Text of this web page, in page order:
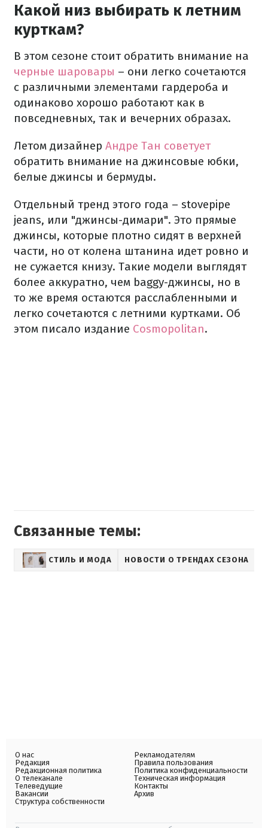
Какой низ выбирать к летним
курткам?
В этом сезоне стоит обратить внимание на
черные шаровары – они легко сочетаются
с различными элементами гардероба и
одинаково хорошо работают как в
повседневных, так и вечерних образах.
Летом дизайнер Андре Тан советует
обратить внимание на джинсовые юбки,
белые джинсы и бермуды.
Отдельный тренд этого года – stovepipe
jeans, или "джинсы-димари". Это прямые
джинсы, которые плотно сидят в верхней
части, но от колена штанина идет ровно и
не сужается книзу. Такие модели выглядят
более аккуратно, чем baggy-джинсы, но в
то же время остаются расслабленными и
легко сочетаются с летними куртками. Об
этом писало издание Cosmopolitan.
Связанные темы:
СТИЛЬ И МОДА НОВОСТИ О ТРЕНДАХ СЕЗОНА
О нас
Редакция
Редакционная политика
О телеканале
Телеведущие
Вакансии
Структура собственности
Рекламодателям
Правила пользования
Политика конфиденциальности
Техническая информация
Контакты
Архив